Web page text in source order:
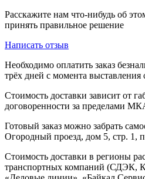
Расскажите нам что-нибудь об
принять правильное решение
Написать отзыв
Необходимо оплатить заказ
трёх дней с момента выставления
Стоимость доставки зависит от
договоренности за пределами
Готовый заказ можно забрать
Огородный проезд, дом 5, стр. 1,
Стоимость доставки в регионы
транспортных компаний (СДЭК,